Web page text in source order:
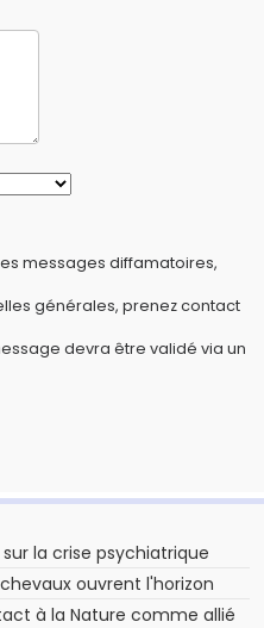
messages diffamatoires,
générales, prenez contact
devra être validé via un
sur la crise psychiatrique
ouvrent l'horizon
à la Nature comme allié